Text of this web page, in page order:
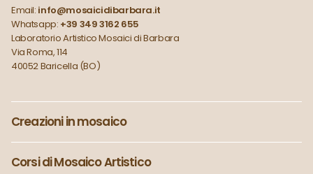
Email: info@mosaicidibarbara.it
Whatsapp: +39 349 3162 655
Laboratorio Artistico Mosaici di Barbara
Via Roma, 114
40052 Baricella (BO)
Creazioni in mosaico
Corsi di Mosaico Artistico